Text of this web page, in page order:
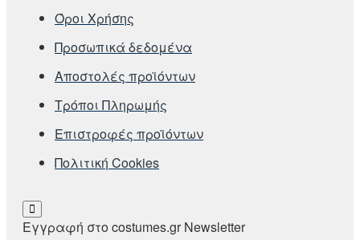
Όροι Χρήσης
Προσωπικά δεδομένα
Αποστολές προϊόντων
Τρόποι Πληρωμής
Επιστροφές προϊόντων
Πολιτική Cookies
Εγγραφή στο costumes.gr Newsletter